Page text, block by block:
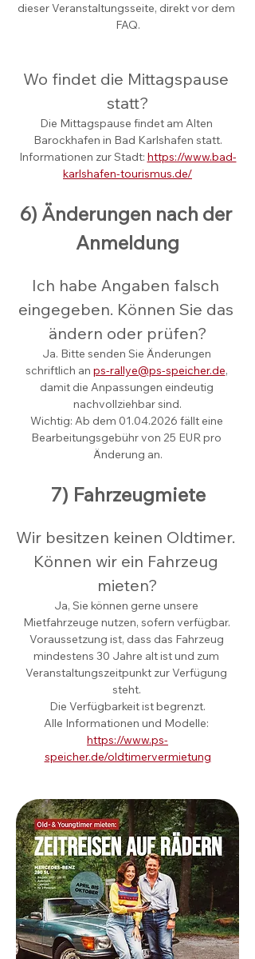
dieser Veranstaltungsseite, direkt vor dem
FAQ.
Wo findet die Mittagspause
statt?
Die Mittagspause findet am Alten
Barockhafen in Bad Karlshafen statt.
Informationen zur Stadt: https://www.bad-
karlshafen-tourismus.de/
6) Änderungen nach der
Anmeldung
Ich habe Angaben falsch
eingegeben. Können Sie das
ändern oder prüfen?
Ja. Bitte senden Sie Änderungen
schriftlich an ps-rallye@ps-speicher.de,
damit die Anpassungen eindeutig
nachvollziehbar sind.
Wichtig: Ab dem 01.04.2026 fällt eine
Bearbeitungsgebühr von 25 EUR pro
Änderung an.
7) Fahrzeugmiete
Wir besitzen keinen Oldtimer.
Können wir ein Fahrzeug
mieten?
Ja, Sie können gerne unsere
Mietfahrzeuge nutzen, sofern verfügbar.
Voraussetzung ist, dass das Fahrzeug
mindestens 30 Jahre alt ist und zum
Veranstaltungszeitpunkt zur Verfügung
steht.
Die Verfügbarkeit ist begrenzt.
Alle Informationen und Modelle:
https://www.ps-
speicher.de/oldtimervermietung